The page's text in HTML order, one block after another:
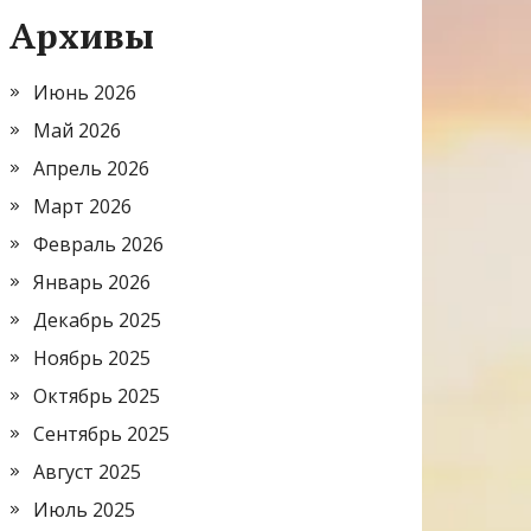
Архивы
Июнь 2026
Май 2026
Апрель 2026
Март 2026
Февраль 2026
Январь 2026
Декабрь 2025
Ноябрь 2025
Октябрь 2025
Сентябрь 2025
Август 2025
Июль 2025